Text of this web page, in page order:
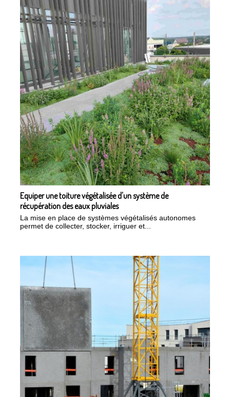
Equiper une toiture végétalisée d'un système de
récupération des eaux pluviales
La mise en place de systèmes végétalisés autonomes
permet de collecter, stocker, irriguer et...